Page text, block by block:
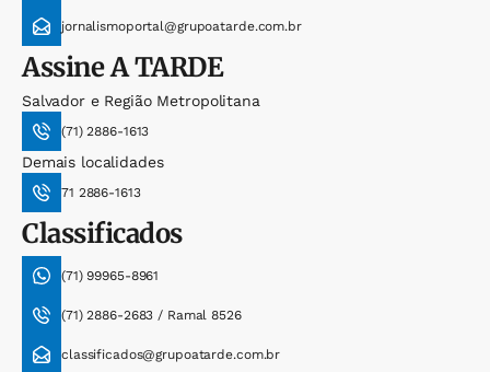
jornalismoportal@grupoatarde.com.br
AssineA TARDE
Salvador e Região Metropolitana
(71) 2886-1613
Demais localidades
71 2886-1613
Classificados
(71) 99965-8961
(71) 2886-2683 / Ramal 8526
classificados@grupoatarde.com.br